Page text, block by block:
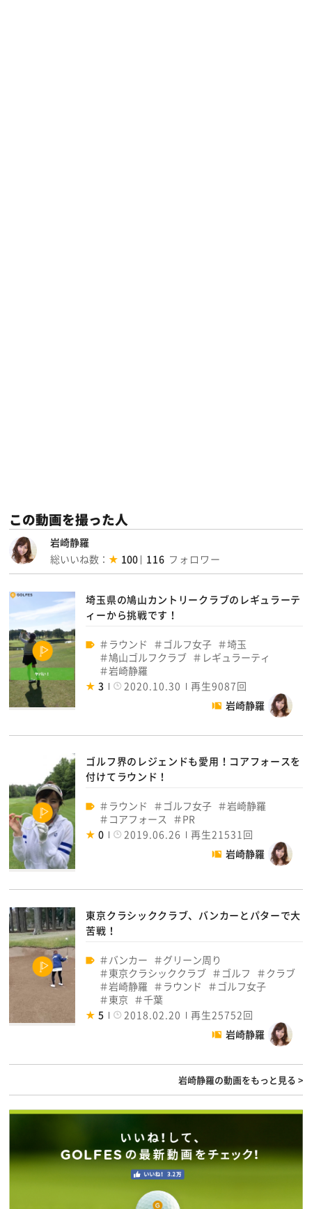
この動画を撮った人
岩崎静羅
総いいね数：
100 116
埼玉県の鳩山カントリークラブのレギュラーテ
ィーから挑戦です！
ラウンド ゴルフ女子
埼玉
鳩山ゴルフクラブ
レギュラーティ
岩崎静羅
3
2020.10.30
再生9087回
岩崎静羅
ゴルフ界のレジェンドも愛用！コアフォースを
付けてラウンド！
ラウンド ゴルフ女子
岩崎静羅
コアフォース
PR
0
2019.06.26
再生21531回
岩崎静羅
東京クラシッククラブ、バンカーとパターで大
苦戦！
バンカー
グリーン周り
東京クラシッククラブ
ゴルフ
クラブ
岩崎静羅
ラウンド
ゴルフ女子
東京
千葉
5
2018.02.20
再生25752回
岩崎静羅
岩崎静羅の動画をもっと見る